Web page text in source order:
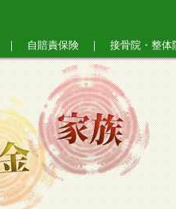
自賠責保険 ｜ 接骨院・整体